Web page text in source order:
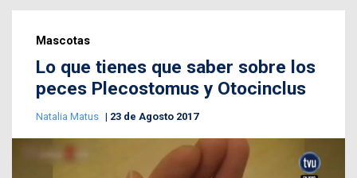
Mascotas
Lo que tienes que saber sobre los
peces Plecostomus y Otocinclus
Natalia Matus 23 de Agosto 2017